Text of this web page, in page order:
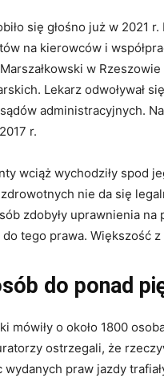
się głośno już w 2021
na kierowców i
w
Lekarz odwoływał
administracyjnych.
r.
wciąż wychodziły spod
nie da się
zdobyły uprawnienia
tego prawa. Większość
do ponad
mówiły o około 1800
ostrzegali, że
praw jazdy